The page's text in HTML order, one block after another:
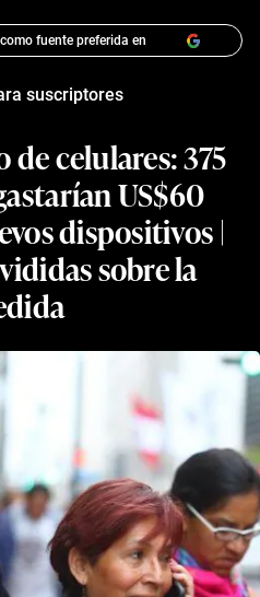
fuente preferida en
suscriptores
celulares: 375
US$60
dispositivos |
sobre la